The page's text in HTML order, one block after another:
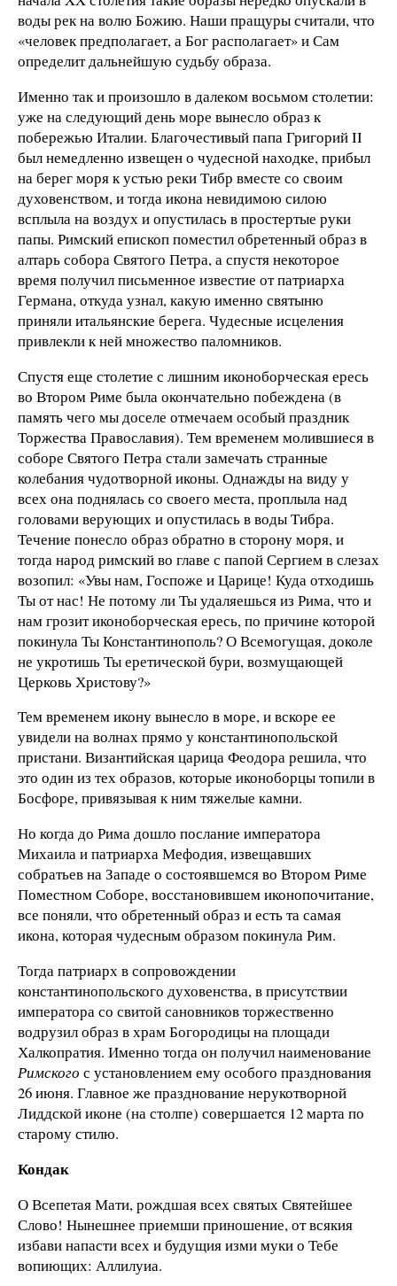
воды рек на волю Божию. Наши пращуры считали, что
«человек предполагает, а Бог располагает» и Сам
определит дальнейшую судьбу образа.
Именно так и произошло в далеком восьмом столетии:
уже на следующий день море вынесло образ к
побережью Италии. Благочестивый папа Григорий II
был немедленно извещен о чудесной находке, прибыл
на берег моря к устью реки Тибр вместе со своим
духовенством, и тогда икона невидимою силою
всплыла на воздух и опустилась в простертые руки
папы. Римский епископ поместил обретенный образ в
алтарь собора Святого Петра, а спустя некоторое
время получил письменное известие от патриарха
Германа, откуда узнал, какую именно святыню
приняли итальянские берега. Чудесные исцеления
привлекли к ней множество паломников.
Спустя еще столетие с лишним иконоборческая ересь
во Втором Риме была окончательно побеждена (в
память чего мы доселе отмечаем особый праздник
Торжества Православия). Тем временем молившиеся в
соборе Святого Петра стали замечать странные
колебания чудотворной иконы. Однажды на виду у
всех она поднялась со своего места, проплыла над
головами верующих и опустилась в воды Тибра.
Течение понесло образ обратно в сторону моря, и
тогда народ римский во главе с папой Сергием в слезах
возопил: «Увы нам, Госпоже и Царице! Куда отходишь
Ты от нас! Не потому ли Ты удаляешься из Рима, что и
нам грозит иконоборческая ересь, по причине которой
покинула Ты Константинополь? О Всемогущая, доколе
не укротишь Ты еретической бури, возмущающей
Церковь Христову?»
Тем временем икону вынесло в море, и вскоре ее
увидели на волнах прямо у константинопольской
пристани. Византийская царица Феодора решила, что
это один из тех образов, которые иконоборцы топили в
Босфоре, привязывая к ним тяжелые камни.
Но когда до Рима дошло послание императора
Михаила и патриарха Мефодия, извещавших
собратьев на Западе о состоявшемся во Втором Риме
Поместном Соборе, восстановившем иконопочитание,
все поняли, что обретенный образ и есть та самая
икона, которая чудесным образом покинула Рим.
Тогда патриарх в сопровождении
константинопольского духовенства, в присутствии
императора со свитой сановников торжественно
водрузил образ в храм Богородицы на площади
Халкопратия. Именно тогда он получил наименование
Римского с установлением ему особого празднования
26 июня. Главное же празднование нерукотворной
Лиддской иконе (на столпе) совершается 12 марта по
старому стилю.
Кондак
О Всепетая Мати, рождшая всех святых Святейшее
Слово! Нынешнее приемши приношение, от всякия
избави напасти всех и будущия изми муки о Тебе
вопиющих: Аллилуиа.